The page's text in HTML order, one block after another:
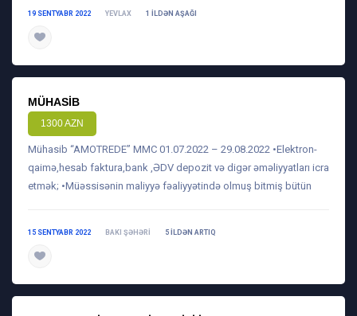
19 SENTYABR 2022 YEVLAX 1 ILDƏN AŞAĞI
MÜHASIB
1300 AZN
Mühasib “AMOTREDE” MMC 01.07.2022 – 29.08.2022 •Elektron-
qaimə,hesab faktura,bank ,ƏDV depozit və digər əməliyyatları icra
etmək; •Müəssisənin maliyyə fəaliyyətində olmuş bitmiş bütün
15 SENTYABR 2022 BAKI ŞƏHƏRI 5 ILDƏN ARTIQ